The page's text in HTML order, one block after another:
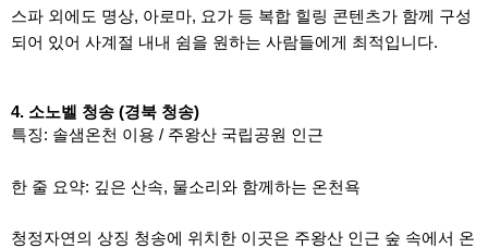
스파 외에도 명상, 아로마, 요가 등 복합 힐링 콘텐츠가 함께 구성
되어 있어 사계절 내내 쉼을 원하는 사람들에게 최적입니다.
4. 소노벨 청송 (경북 청송)
특징: 솔샘온천 이용 / 주왕산 국립공원 인근
한 줄 요약: 깊은 산속, 물소리와 함께하는 온천욕
청정자연의 상징 청송에 위치한 이곳은 주왕산 인근 숲 속에서 온